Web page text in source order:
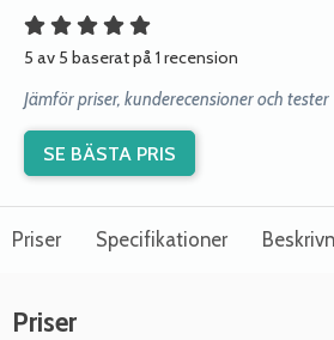
5 av 5 baserat på 1 recension
Jämför priser, kunderecensioner och tester
SE BÄSTA PRIS
Priser Specifikationer
Priser